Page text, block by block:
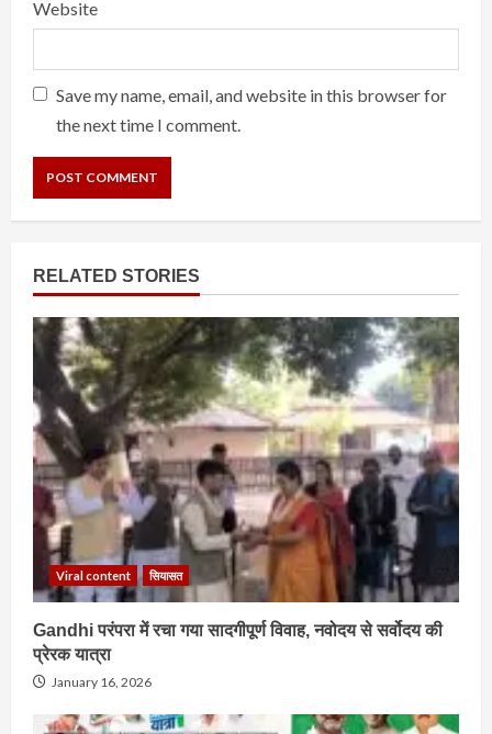
Website
Save my name, email, and website in this browser for
the next time I comment.
RELATED STORIES
Viral content सियासत
Gandhi परंपरा में रचा गया सादगीपूर्ण विवाह, नवोदय से सर्वोदय की
प्रेरक यात्रा
January 16, 2026